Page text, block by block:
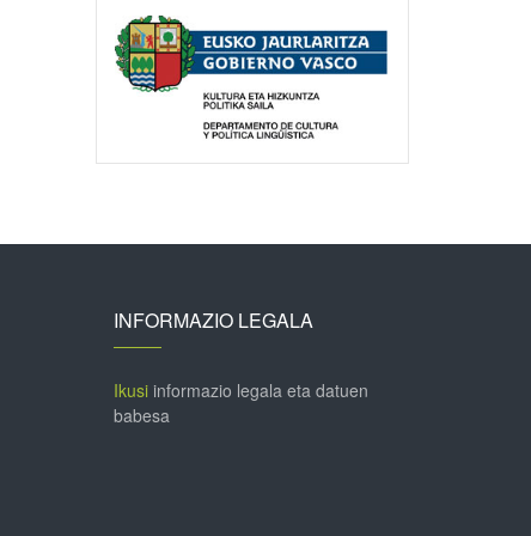
INFORMAZIO LEGALA
Ikusiinformazio legala eta datuen
babesa